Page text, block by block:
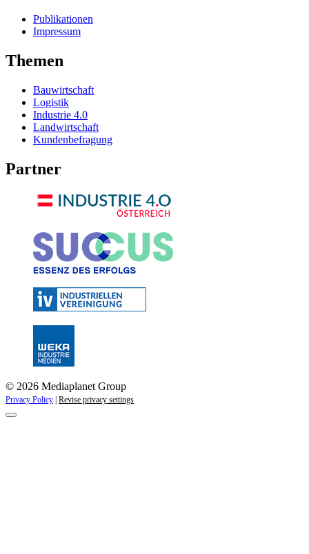
Publikationen
Impressum
Themen
Bauwirtschaft
Logistik
Industrie 4.0
Landwirtschaft
Kundenbefragung
Partner
© 2026 Mediaplanet Group
Privacy Policy | Revise privacy settings